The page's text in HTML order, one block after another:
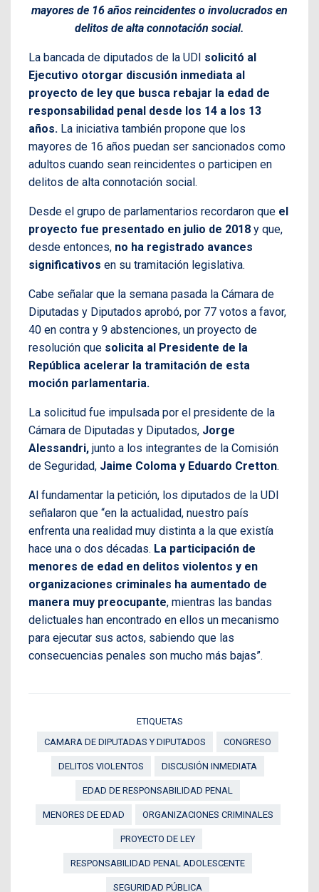
mayores de 16 años reincidentes o involucrados en
delitos de alta connotación social.
La bancada de diputados de la UDI solicitó al
Ejecutivo otorgar discusión inmediata al
proyecto de ley que busca rebajar la edad de
responsabilidad penal desde los 14 a los 13
años. La iniciativa también propone que los
mayores de 16 años puedan ser sancionados como
adultos cuando sean reincidentes o participen en
delitos de alta connotación social.
Desde el grupo de parlamentarios recordaron que el
proyecto fue presentado en julio de 2018 y que,
desde entonces, no ha registrado avances
significativos en su tramitación legislativa.
Cabe señalar que la semana pasada la Cámara de
Diputadas y Diputados aprobó, por 77 votos a favor,
40 en contra y 9 abstenciones, un proyecto de
resolución que solicita al Presidente de la
República acelerar la tramitación de esta
moción parlamentaria.
La solicitud fue impulsada por el presidente de la
Cámara de Diputadas y Diputados, Jorge
Alessandri, junto a los integrantes de la Comisión
de Seguridad, Jaime Coloma y Eduardo Cretton.
Al fundamentar la petición, los diputados de la UDI
señalaron que “en la actualidad, nuestro país
enfrenta una realidad muy distinta a la que existía
hace una o dos décadas. La participación de
menores de edad en delitos violentos y en
organizaciones criminales ha aumentado de
manera muy preocupante, mientras las bandas
delictuales han encontrado en ellos un mecanismo
para ejecutar sus actos, sabiendo que las
consecuencias penales son mucho más bajas”.
ETIQUETAS
CAMARA DE DIPUTADAS Y DIPUTADOS
CONGRESO
DELITOS VIOLENTOS DISCUSIÓN INMEDIATA
EDAD DE RESPONSABILIDAD PENAL
MENORES DE EDAD ORGANIZACIONES CRIMINALES
PROYECTO DE LEY
RESPONSABILIDAD PENAL ADOLESCENTE
SEGURIDAD PÚBLICA